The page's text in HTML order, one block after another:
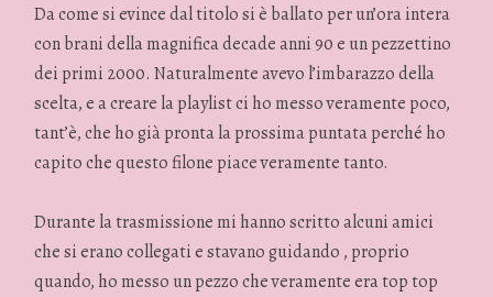
Da come si evince dal titolo si è ballato per un’ora intera
con brani della magnifica decade anni 90 e un pezzettino
dei primi 2000. Naturalmente avevo l’imbarazzo della
scelta, e a creare la playlist ci ho messo veramente poco,
tant’è, che ho già pronta la prossima puntata perché ho
capito che questo filone piace veramente tanto.
Durante la trasmissione mi hanno scritto alcuni amici
che si erano collegati e stavano guidando , proprio
quando, ho messo un pezzo che veramente era top top